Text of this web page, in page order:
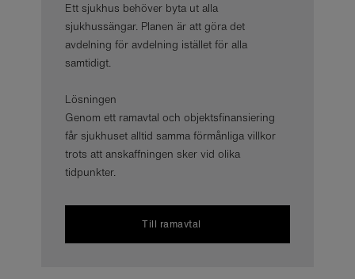
Ett sjukhus behöver byta ut alla
sjukhussängar. Planen är att göra det
avdelning för avdelning istället för alla
samtidigt.
Lösningen
Genom ett ramavtal och objektsfinansiering
får sjukhuset alltid samma förmånliga villkor
trots att anskaffningen sker vid olika
tidpunkter.
Till ramavtal